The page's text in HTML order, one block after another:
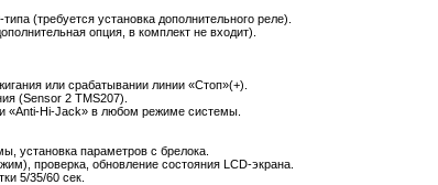
(требуется установка дополнительного реле).
опция, в комплект не входит).
или срабатывании линии «Стоп»(+).
(Sensor 2 TMS207).
«Anti-Hi-Jack» в любом режиме системы.
установка параметров с брелока.
проверка, обновление состояния LCD-экрана.
5/35/60 сек.